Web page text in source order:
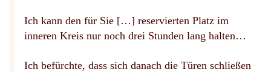
Ich kann den für Sie […] reservierten Platz im
inneren Kreis nur noch drei Stunden lang halten…
Ich befürchte, dass sich danach die Türen schließen